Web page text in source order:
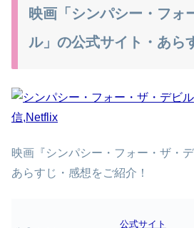
映画「シンパシー・フォ
ル」の公式サイト・あら
映画『シンパシー・フォー・ザ・
あらすじ・感想をご紹介！
公式サイト